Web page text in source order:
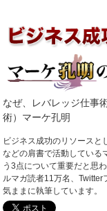
なぜ、レバレッジ仕事
術）マーケ孔明
ビジネス成功のリソースと
などの肩書で活動している
う3点について重要だと思
ルマガ読者11万名、
気ままに執筆しています。